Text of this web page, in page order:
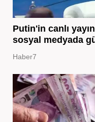
Putin'in canlı
sosyal medyada
Haber7